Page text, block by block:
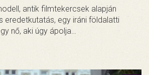
antik filmtekercsek alapján
eredetkutatás, egy iráni földalatti
nő, aki úgy ápolja…